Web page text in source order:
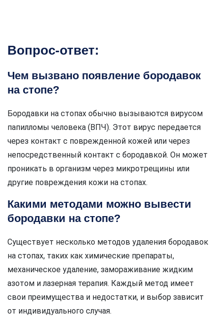
Вопрос-ответ:
Чем вызвано появление бородавок
на стопе?
Бородавки на стопах обычно вызываются вирусом
папилломы человека (ВПЧ). Этот вирус передается
через контакт с поврежденной кожей или через
непосредственный контакт с бородавкой. Он может
проникать в организм через микротрещины или
другие повреждения кожи на стопах.
Какими методами можно вывести
бородавки на стопе?
Существует несколько методов удаления бородавок
на стопах, таких как химические препараты,
механическое удаление, замораживание жидким
азотом и лазерная терапия. Каждый метод имеет
свои преимущества и недостатки, и выбор зависит
от индивидуального случая.